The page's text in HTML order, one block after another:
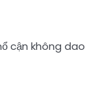
cận không dao